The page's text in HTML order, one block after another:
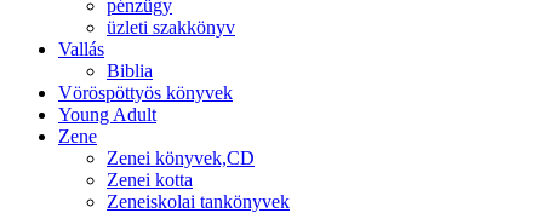
pénzügy
üzleti szakkönyv
Vallás
Biblia
Vöröspöttyös könyvek
Young Adult
Zene
Zenei könyvek,CD
Zenei kotta
Zeneiskolai tankönyvek